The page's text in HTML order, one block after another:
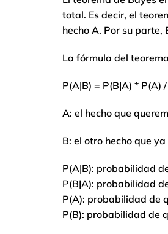
total. Es decir, el
hecho A. Por su
La fórmula del
P(A|B) = P(B|A) * P(A)
A: el hecho que
B: el otro hecho que
P(A|B): probabilidad
P(B|A): probabilidad
P(A): probabilidad de
P(B): probabilidad de